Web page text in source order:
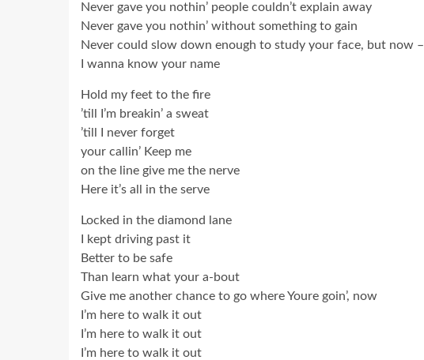
Never gave you nothin’ people couldn’t explain away
Never gave you nothin’ without something to gain
Never could slow down enough to study your face, but now –
I wanna know your name
Hold my feet to the fire
’till I’m breakin’ a sweat
’till I never forget
your callin’ Keep me
on the line give me the nerve
Here it’s all in the serve
Locked in the diamond lane
I kept driving past it
Better to be safe
Than learn what your a-bout
Give me another chance to go where Youre goin’, now
I’m here to walk it out
I’m here to walk it out
I’m here to walk it out